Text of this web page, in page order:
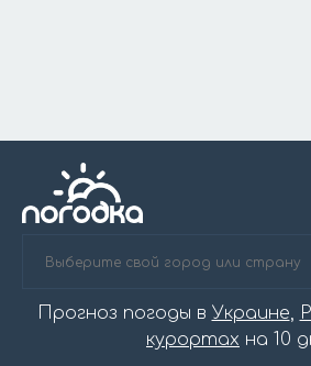
Прогноз погоды в Украине,
курортах на 10